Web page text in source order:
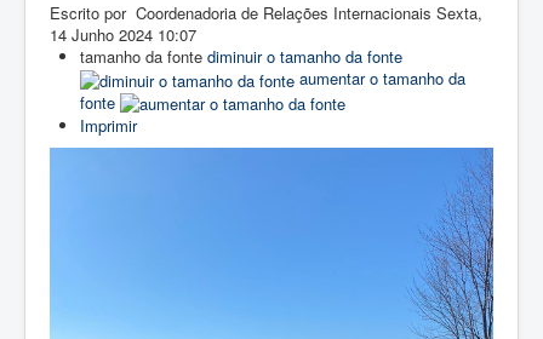
Escrito por Coordenadoria de Relações Internacionais Sexta,
14 Junho 2024 10:07
tamanho da fonte diminuir o tamanho da fonte
aumentar o tamanho da
fonte
Imprimir